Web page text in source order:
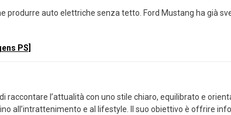
auto elettriche senza tetto. Ford Mustang ha già
PS]
raccontare l’attualità con uno stile chiaro, equilibrato e
all’intrattenimento e al lifestyle. Il suo obiettivo è offrire